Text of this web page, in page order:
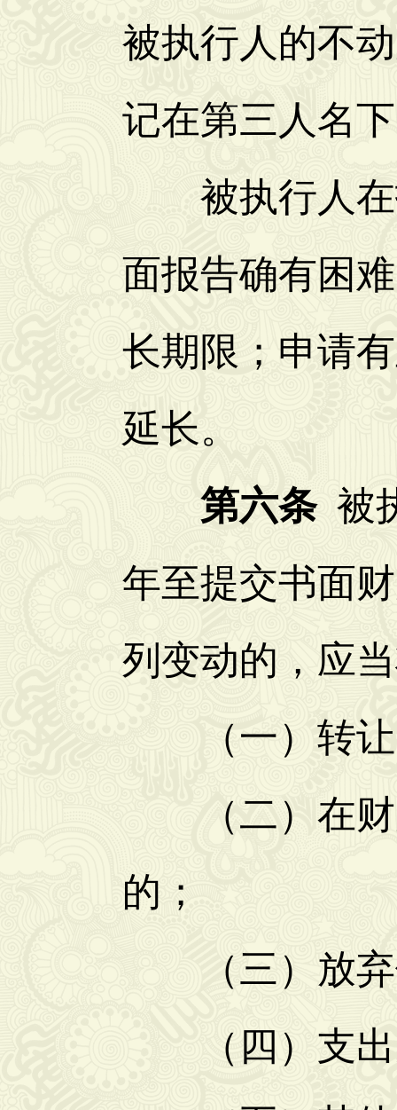
被执行人的不
记在第三人名
被执行人在
面报告确有困
长期限；申请
延长。
第六条被
年至提交书面
列变动的，应
（一）转让
（二）在财
的；
（三）放弃
（四）支出